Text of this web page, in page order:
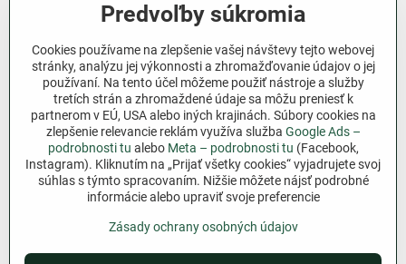
Všetko o nákupe
Ďakujeme za podporu
Sme slovenský e-shop bez dotácií​. Fungujeme len
vďaka vám – ľuďom, ktorí veria v poctivú prácu a
lásku k pôde​. Každý nákup na Jutro​.sk nám pomáha
pokračovať v tom, čo má zmysel – pomáhať
záhradkárom zadarmo a srdcom​.
©2026Copyright
Predvoľby súkromia
Cookies používame na zlepšenie vašej návštevy tejto webovej
stránky, analýzu jej výkonnosti a zhromažďovanie údajov o jej
používaní. Na tento účel môžeme použiť nástroje a služby
tretích strán a zhromaždené údaje sa môžu preniesť k
partnerom v EÚ, USA alebo iných krajinách. Súbory cookies na
zlepšenie relevancie reklám využíva služba Google Ads –
podrobnosti tu alebo Meta – podrobnosti tu (Facebook,
Instagram). Kliknutím na „Prijať všetky cookies“ vyjadrujete svoj
súhlas s týmto spracovaním. Nižšie môžete nájsť podrobné
informácie alebo upraviť svoje preferencie
Zásady ochrany osobných údajov